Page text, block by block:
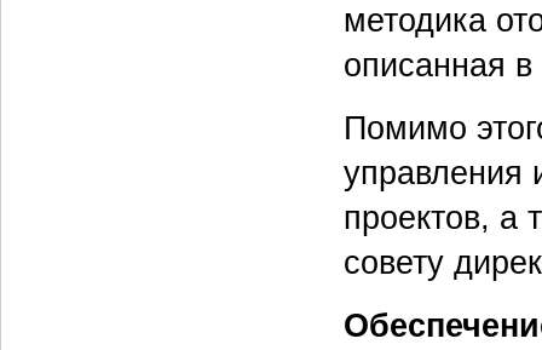
методика
описанная в
Помимо
управления
проектов, а
совету